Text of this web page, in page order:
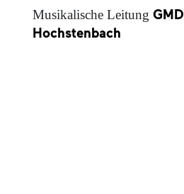
Musikalische Leitung
Hochstenbach